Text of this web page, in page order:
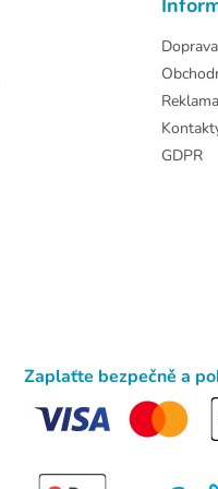
Doprava
GDPR
Zaplaťte bezpečně a